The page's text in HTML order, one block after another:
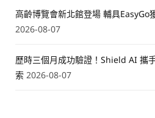
高齡博覽會新北館登場 輔具EasyGo
2026-08-07
歷時三個月成功驗證！Shield AI 攜
索 2026-08-07